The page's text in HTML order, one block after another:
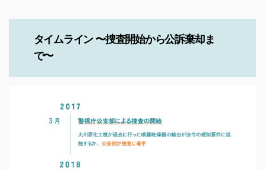
タイムライン 〜捜査開始から公訴棄却ま
で〜